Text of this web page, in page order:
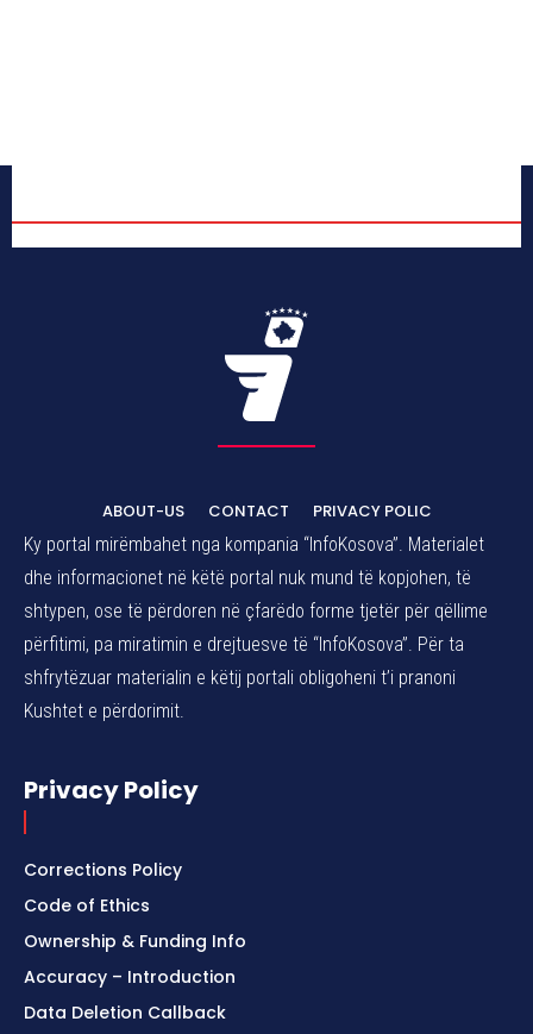
ABOUT-US CONTACT
PRIVACY POLIC
Ky portal mirëmbahet nga kompania “InfoKosova”. Materialet
dhe informacionet në këtë portal nuk mund të kopjohen, të
shtypen, ose të përdoren në çfarëdo forme tjetër për qëllime
përfitimi, pa miratimin e drejtuesve të “InfoKosova”. Për ta
shfrytëzuar materialin e këtij portali obligoheni t’i pranoni
Kushtet e përdorimit.
Privacy Policy
Corrections Policy
Code of Ethics
Ownership & Funding Info
Accuracy – Introduction
Data Deletion Callback